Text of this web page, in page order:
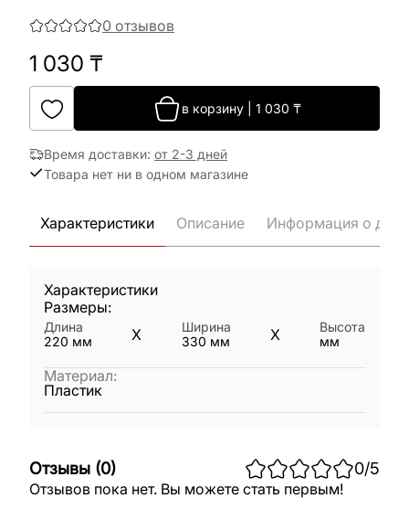
0 отзывов
1 030 ₸
в корзину 1 030 ₸
Время доставки: от 2-3 дней
Товара нет ни в одном магазине
Характеристики Описание Информация о
Характеристики
Размеры:
Длина
220 мм X
Ширина
330 мм X
Высота
мм
Материал:
Пластик
Отзывы (0) 0/5
Отзывов пока нет. Вы можете стать первым!